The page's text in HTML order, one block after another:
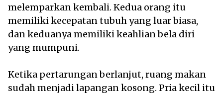
melemparkan kembali. Kedua orang itu
memiliki kecepatan tubuh yang luar biasa,
dan keduanya memiliki keahlian bela diri
yang mumpuni.
Ketika pertarungan berlanjut, ruang makan
sudah menjadi lapangan kosong. Pria kecil itu